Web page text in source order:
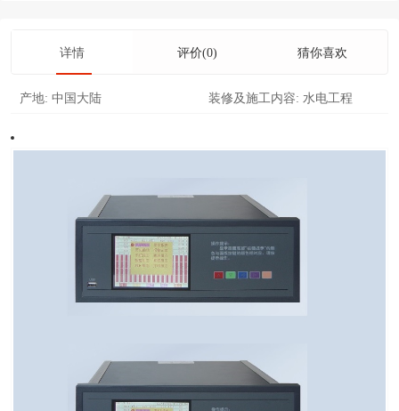
详情 评价(0) 猜你喜欢
产地: 中国大陆 装修及施工内容: 水电工程